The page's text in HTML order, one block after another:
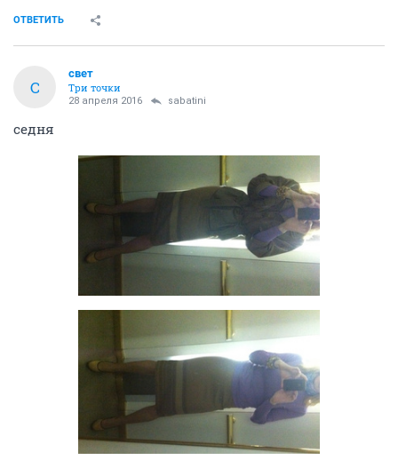
ОТВЕТИТЬ
С
свет
Три точки
28 апреля 2016 sabatini
седня